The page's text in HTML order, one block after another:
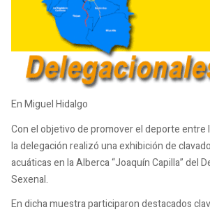
En Miguel Hidalgo
Con el objetivo de promover el deporte entre
la delegación realizó una exhibición de
acuáticas en la Alberca “Joaquín Capilla” del
Sexenal.
En dicha muestra participaron destacados